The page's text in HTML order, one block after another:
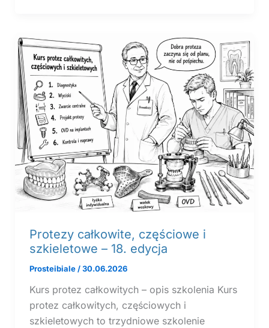
Protezy całkowite, częściowe i
szkieletowe – 18. edycja
Prosteibiale /30.06.2026
Kurs protez całkowitych – opis szkolenia Kurs
protez całkowitych, częściowych i
szkieletowych to trzydniowe szkolenie